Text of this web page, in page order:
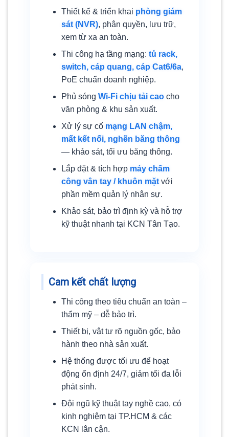
Thiết kế & triển khai phòng giám
sát (NVR), phân quyền, lưu trữ,
xem từ xa an toàn.
Thi công hạ tầng mạng: tủ rack,
switch, cáp quang, cáp Cat6/6a,
PoE chuẩn doanh nghiệp.
Phủ sóng Wi-Fi chịu tải caocho
văn phòng & khu sản xuất.
Xử lý sự cố mạng LAN chậm,
mất kết nối, nghẽn băng thông
— khảo sát, tối ưu băng thông.
Lắp đặt & tích hợp máy chấm
công vân tay / khuôn mặtvới
phần mềm quản lý nhân sự.
Khảo sát, bảo trì định kỳ và hỗ trợ
kỹ thuật nhanh tại KCN Tân Tạo.
Cam kết chất lượng
Thi công theo tiêu chuẩn an toàn –
thẩm mỹ – dễ bảo trì.
Thiết bị, vật tư rõ nguồn gốc, bảo
hành theo nhà sản xuất.
Hệ thống được tối ưu để hoạt
động ổn định 24/7, giảm tối đa lỗi
phát sinh.
Đội ngũ kỹ thuật tay nghề cao, có
kinh nghiệm tại TP.HCM & các
KCN lân cận.